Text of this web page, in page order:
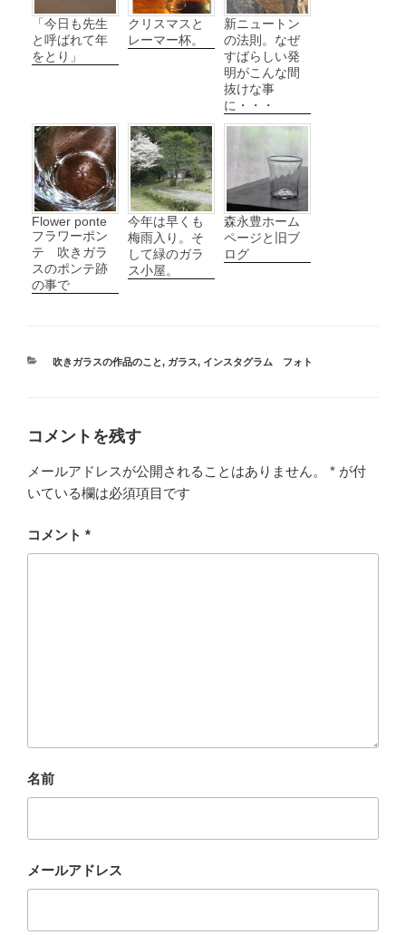
「今日も先生
と呼ばれて年
をとり」
クリスマスと
レーマー杯。
新ニュートン
の法則。なぜ
すばらしい発
明がこんな間
抜けな事
に・・・
Flower ponte
フラワーポン
テ 吹きガラ
スのポンテ跡
の事で
今年は早くも
梅雨入り。そ
して緑のガラ
ス小屋。
森永豊ホーム
ページと旧ブ
ログ
カ
吹きガラスの作品のこと, ガラス, インスタグラム フォト
コメントを残す
メールアドレスが公開されることはありません。 * が付
いている欄は必須項目です
コメント *
名前
メールアドレス